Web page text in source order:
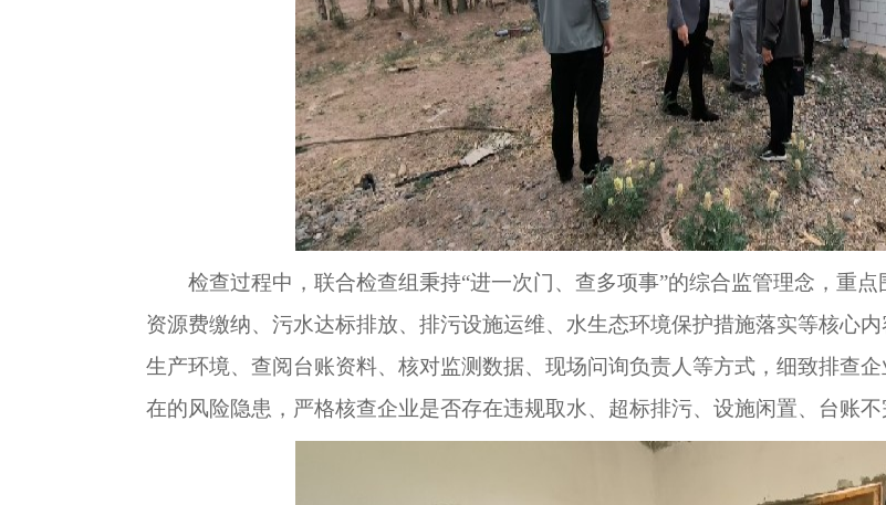
检查过程中，联合检查组秉持“进一次门、查多项事”的综合监管理念，重
资源费缴纳、污水达标排放、排污设施运维、水生态环境保护措施落实等核心
生产环境、查阅台账资料、核对监测数据、现场问询负责人等方式，细致排查
在的风险隐患，严格核查企业是否存在违规取水、超标排污、设施闲置、台账不